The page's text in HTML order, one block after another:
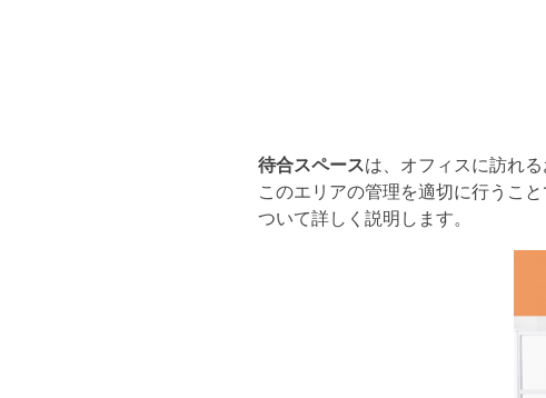
待合スペースは、オフィスに訪れ
このエリアの管理を適切に行うこ
ついて詳しく説明します。